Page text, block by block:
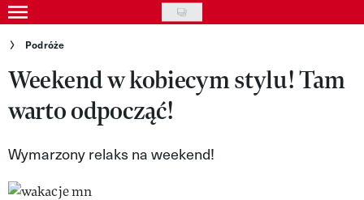
Skip
to
content
Gwiazdy
Ludzie
Moda
Podróże
Weekend w kobiecym stylu! Tam
warto odpocząć!
Wymarzony relaks na weekend!